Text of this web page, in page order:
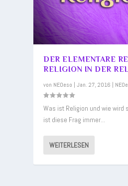
DER ELEMENTARE
RELIGION IN DER
von NEOeso |Jan. 27, 2016 |
Was ist Religion und wie wird
ist diese Frag immer...
WEITERLESEN